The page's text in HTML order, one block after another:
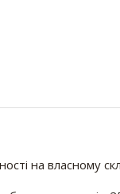
на власному